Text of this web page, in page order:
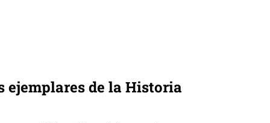
ejemplares de la Historia